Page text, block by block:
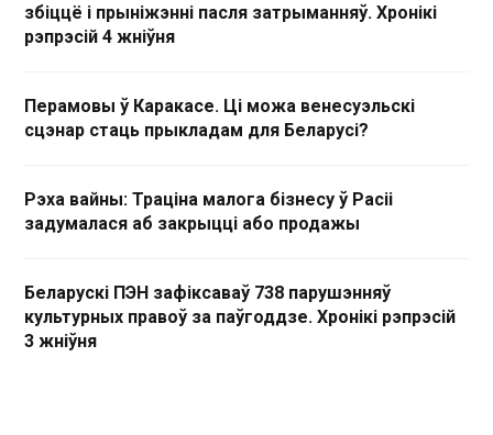
збіццё і прыніжэнні пасля затрыманняў. Хронікі
рэпрэсій 4 жніўня
Перамовы ў Каракасе. Ці можа венесуэльскі
сцэнар стаць прыкладам для Беларусі?
Рэха вайны: Траціна малога бізнесу ў Расіі
задумалася аб закрыцці або продажы
Беларускі ПЭН зафіксаваў 738 парушэнняў
культурных правоў за паўгоддзе. Хронікі рэпрэсій
3 жніўня